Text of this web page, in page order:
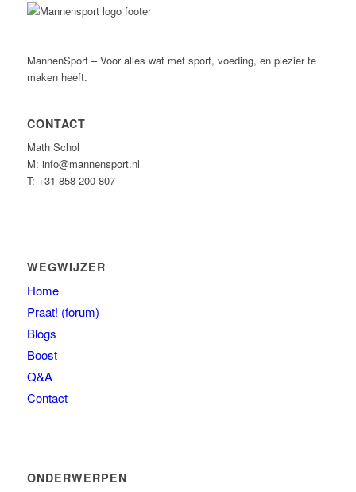
MannenSport – Voor alles wat met sport, voeding, en plezier te
maken heeft.
CONTACT
Math Schol
M: info@mannensport.nl
T: +31 858 200 807
WEGWIJZER
Home
Praat! (forum)
Blogs
Boost
Q&A
Contact
ONDERWERPEN